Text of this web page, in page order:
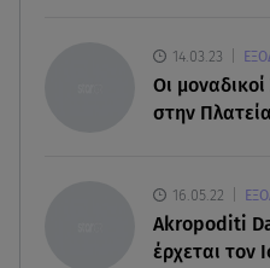
14.03.23
Οι
στην
16.05.22
Akropoditi
έρχεται τον